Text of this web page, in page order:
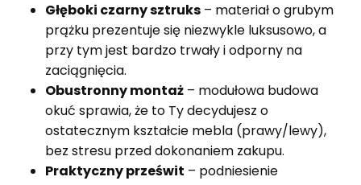
Głęboki czarny sztruks – materiał o grubym
prążku prezentuje się niezwykle luksusowo, a
przy tym jest bardzo trwały i odporny na
zaciągnięcia.
Obustronny montaż – modułowa budowa
okuć sprawia, że to Ty decydujesz o
ostatecznym kształcie mebla (prawy/lewy),
bez stresu przed dokonaniem zakupu.
Praktyczny prześwit – podniesienie